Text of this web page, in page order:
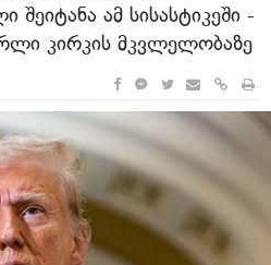
ამ სისასტიკეში -
კირკის მკვლელობაზე